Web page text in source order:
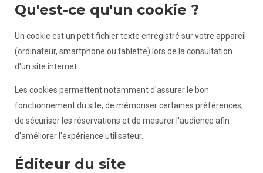
Casa familiar al Pays de Gex
Qu'est-ce qu'un cookie ?
Un cookie est un petit fichier texte enregistré sur votre appareil
(ordinateur, smartphone ou tablette) lors de la consultation
d'un site internet.
Les cookies permettent notamment d'assurer le bon
fonctionnement du site, de mémoriser certaines préférences,
de sécuriser les réservations et de mesurer l'audience afin
d'améliorer l'expérience utilisateur.
Éditeur du site